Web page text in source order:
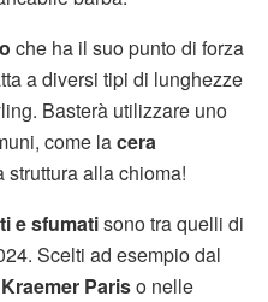
che ha il suo punto di forza
a diversi tipi di lunghezze
Basterà utilizzare uno
come lacera
struttura alla chioma!
e sfumatisono tra quelli di
Scelti ad esempio dal
Kraemer Pariso nelle